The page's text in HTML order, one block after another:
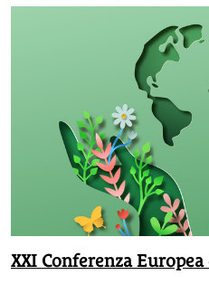
XXI Conferenza